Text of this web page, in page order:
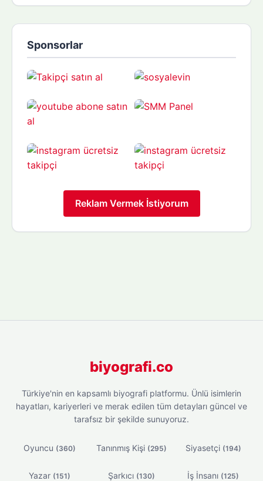
Sponsorlar
Reklam Vermek İstiyorum
biyografi.co
Türkiye'nin en kapsamlı biyografi platformu. Ünlü isimlerin
hayatları, kariyerleri ve merak edilen tüm detayları güncel ve
tarafsız bir şekilde sunuyoruz.
Oyuncu (360) Tanınmış Kişi (295) Siyasetçi (194)
Yazar (151) Şarkıcı (130) İş İnsanı (125)